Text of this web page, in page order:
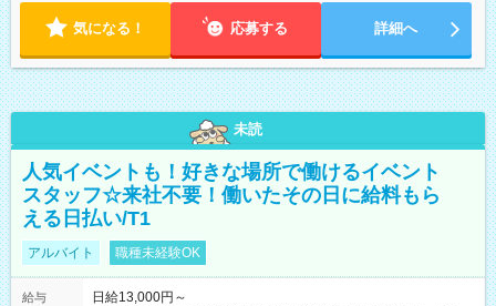
気になる！ 応募する 詳細へ
未読
人気イベントも！好きな場所で働けるイベント
スタッフ☆来社不要！働いたその日に給料もら
える日払い/T1
アルバイト 職種未経験OK
給与
日給13,000円～